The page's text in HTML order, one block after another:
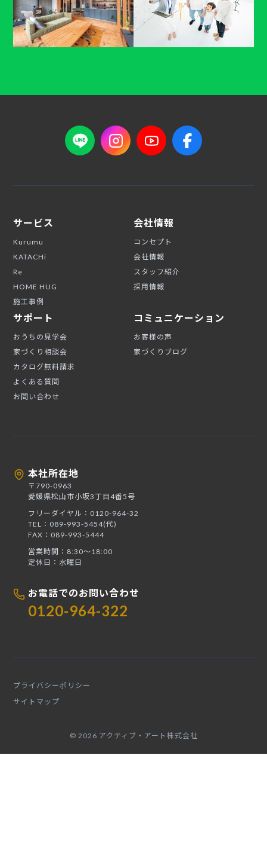
サービス
Kurumu
KATACHi
Re
HOME HUG
施工事例
会社情報
コンセプト
会社情報
スタッフ紹介
採用情報
サポート
おうちの見学会
家づくり相談会
カタログ無料請求
よくある質問
お問い合わせ
コミュニケーション
お客様の声
家づくりブログ
本社所在地
〒790-0963
愛媛県松山市小坂3丁目4番5号
フリーダイヤル：0120-964-32
TEL：089-993-5454(代)
FAX：089-993-5444
営業時間：8:30〜18:00
定休日：水曜日
お電話でのお問い合わせ
0120-964-322
プライバシーポリシー
サイトマップ
© 2026 アクティブ・アート株式会社